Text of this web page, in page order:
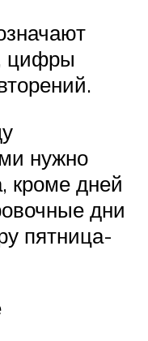
цифры
нужно
кроме дней
дни
пятница-